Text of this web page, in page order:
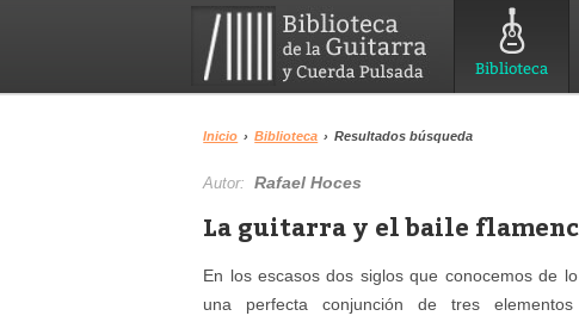
Biblioteca
Inicio › Biblioteca › Resultados búsqueda
Autor:Rafael Hoces
La guitarra y el baile
En los escasos dos siglos que conocemos de
una perfecta conjunción de tres